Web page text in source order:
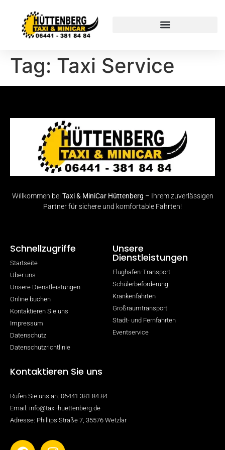
Tag: Taxi Service
Willkommen bei Taxi & MiniCar Hüttenberg – Ihrem zuverlässigen
Partner für sichere und komfortable Fahrten!
Schnellzugriffe
Startseite
Über uns
Unsere Dienstleistungen
Online buchen
Kontaktieren Sie uns
Impressum
Datenschutz
Datenschutzrichtlinie
Unsere
Dienstleistungen
Flughafen-Transport
Schülerbeförderung
Krankenfahrten
Großraumtransport
Stadt- und Fernfahrten
Eventservice
Kontaktieren Sie uns
Rufen Sie uns an: 06441 381 84 84
Email: info@taxi-huettenberg.de
Adresse: Phillips Straße 7, 35576 Wetzlar